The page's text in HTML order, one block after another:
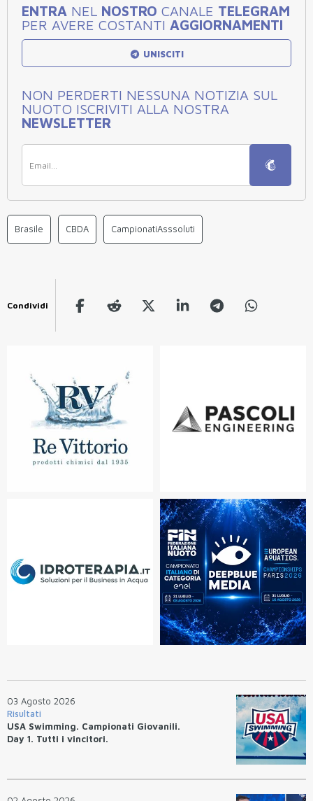
ENTRA NEL NOSTRO CANALE TELEGRAM
PER AVERE COSTANTI AGGIORNAMENTI
UNISCITI
NON PERDERTI NESSUNA NOTIZIA SUL
NUOTO ISCRIVITI ALLA NOSTRA
NEWSLETTER
Brasile CBDA CampionatiAsssoluti
Condividi
03 Agosto 2026
Risultati
USA Swimming. Campionati Giovanili.
Day 1. Tutti i vincitori.